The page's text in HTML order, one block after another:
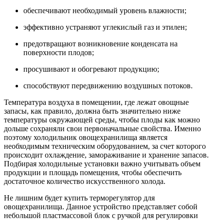
обеспечивают необходимый уровень влажности;
эффективно устраняют углекислый газ и этилен;
предотвращают возникновение конденсата на
поверхности плодов;
просушивают и обогревают продукцию;
способствуют передвижению воздушных потоков.
Температура воздуха в помещении, где лежат овощные
запасы, как правило, должна быть значительно ниже
температуры окружающей среды, чтобы плоды как можно
дольше сохраняли свои первоначальные свойства. Именно
поэтому холодильник овощехранилища является
необходимым техническим оборудованием, за счет которого
происходит охлаждение, замораживание и хранение запасов.
Подбирая холодильные установки важно учитывать объем
продукции и площадь помещения, чтобы обеспечить
достаточное количество искусственного холода.
Не лишним будет купить терморегулятор для
овощехранилища. Данное устройство представляет собой
небольшой пластмассовой блок с ручкой для регулировки